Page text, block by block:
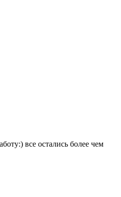
все остались более чем